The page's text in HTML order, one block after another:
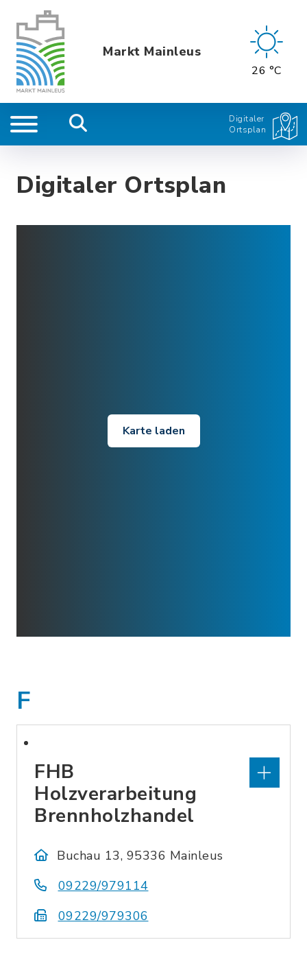
Markt Mainleus
26 °C
Digitaler
Ortsplan
Digitaler Ortsplan
Karte laden
F
FHB
Holzverarbeitung
Brennholzhandel
Buchau 13, 95336 Mainleus
09229/979114
09229/979306